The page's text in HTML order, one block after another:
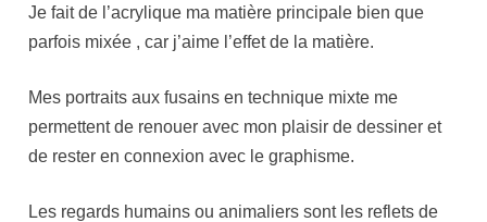
Je fait de l’acrylique ma matière principale bien que
parfois mixée , car j’aime l’effet de la matière.
Mes portraits aux fusains en technique mixte me
permettent de renouer avec mon plaisir de dessiner et
de rester en connexion avec le graphisme.
Les regards humains ou animaliers sont les reflets de